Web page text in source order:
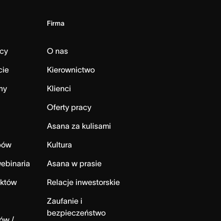
Firma
O nas
Kierownictwo
Klienci
Oferty pracy
Asana za kulisami
Kultura
Asana w prasie
Relacje inwestorskie
Zaufanie i
bezpieczeństwo